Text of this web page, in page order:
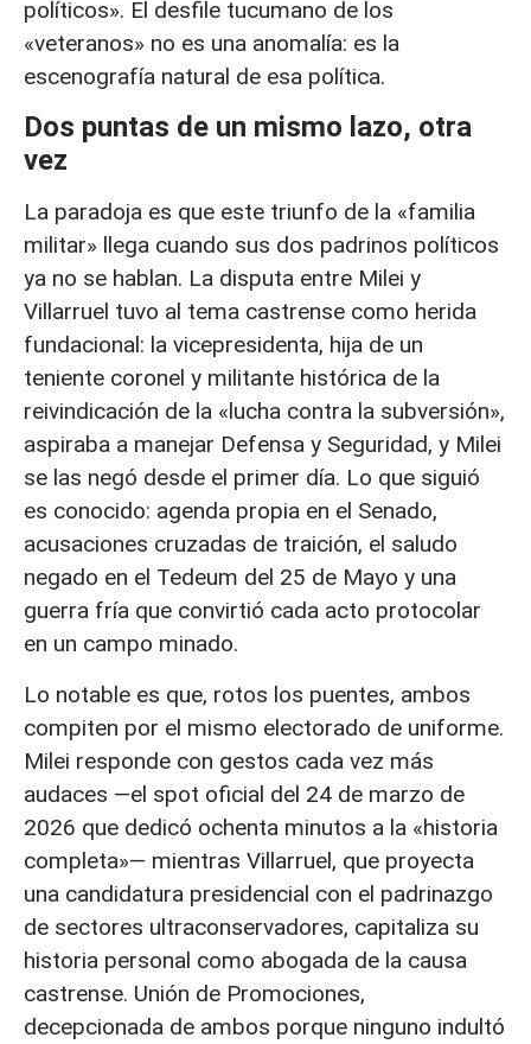
políticos». El desfile tucumano de los
«veteranos» no es una anomalía: es la
escenografía natural de esa política.
Dos puntas de un mismo lazo, otra
vez
La paradoja es que este triunfo de la «familia
militar» llega cuando sus dos padrinos políticos
ya no se hablan. La disputa entre Milei y
Villarruel tuvo al tema castrense como herida
fundacional: la vicepresidenta, hija de un
teniente coronel y militante histórica de la
reivindicación de la «lucha contra la subversión»,
aspiraba a manejar Defensa y Seguridad, y Milei
se las negó desde el primer día. Lo que siguió
es conocido: agenda propia en el Senado,
acusaciones cruzadas de traición, el saludo
negado en el Tedeum del 25 de Mayo y una
guerra fría que convirtió cada acto protocolar
en un campo minado.
Lo notable es que, rotos los puentes, ambos
compiten por el mismo electorado de uniforme.
Milei responde con gestos cada vez más
audaces —el spot oficial del 24 de marzo de
2026 que dedicó ochenta minutos a la «historia
completa»— mientras Villarruel, que proyecta
una candidatura presidencial con el padrinazgo
de sectores ultraconservadores, capitaliza su
historia personal como abogada de la causa
castrense. Unión de Promociones,
decepcionada de ambos porque ninguno indultó